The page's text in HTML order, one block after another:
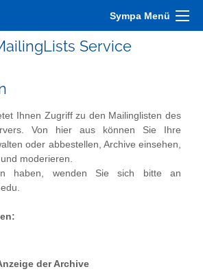
Sympa Menü
Service
Ihnen Zugriff zu den Mailinglisten des
Von hier aus können Sie Ihre
oder abbestellen, Archive einsehen,
moderieren.
haben, wenden Sie sich bitte an
der Archive